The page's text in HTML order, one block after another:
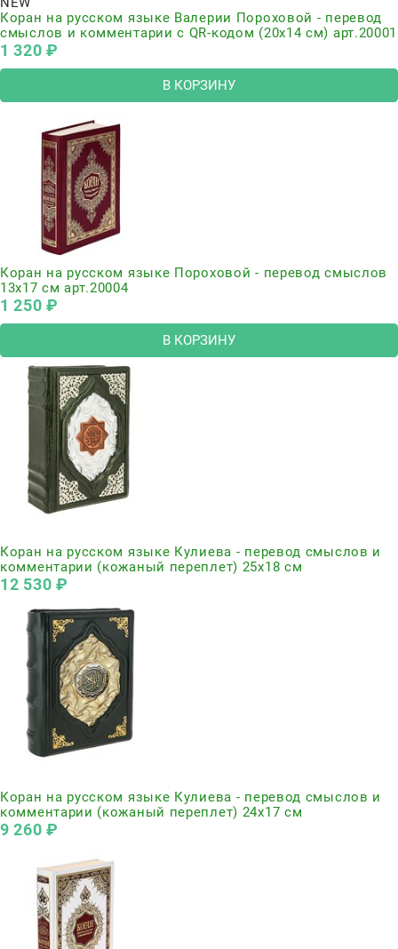
Коран на русском языке Валерии Пороховой - перевод
смыслов и комментарии с QR-кодом (20х14 см) арт.20001
1 320 ₽
В КОРЗИНУ
Коран на русском языке Пороховой - перевод смыслов
13х17 см арт.20004
1 250 ₽
В КОРЗИНУ
Коран на русском языке Кулиева - перевод смыслов и
комментарии (кожаный переплет) 25х18 см
12 530 ₽
Коран на русском языке Кулиева - перевод смыслов и
комментарии (кожаный переплет) 24х17 см
9 260 ₽